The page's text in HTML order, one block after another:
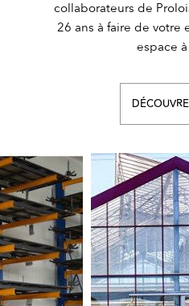
collaborateurs de
26 ans à faire de votre
espace